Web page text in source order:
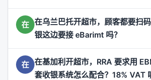
在 在乌兰巴托开超市，顾客都要扫
银这边要接 eBarimt 吗？
在 在基加利开超市，RRA 要求用
套收银系统怎么配合？18% VAT